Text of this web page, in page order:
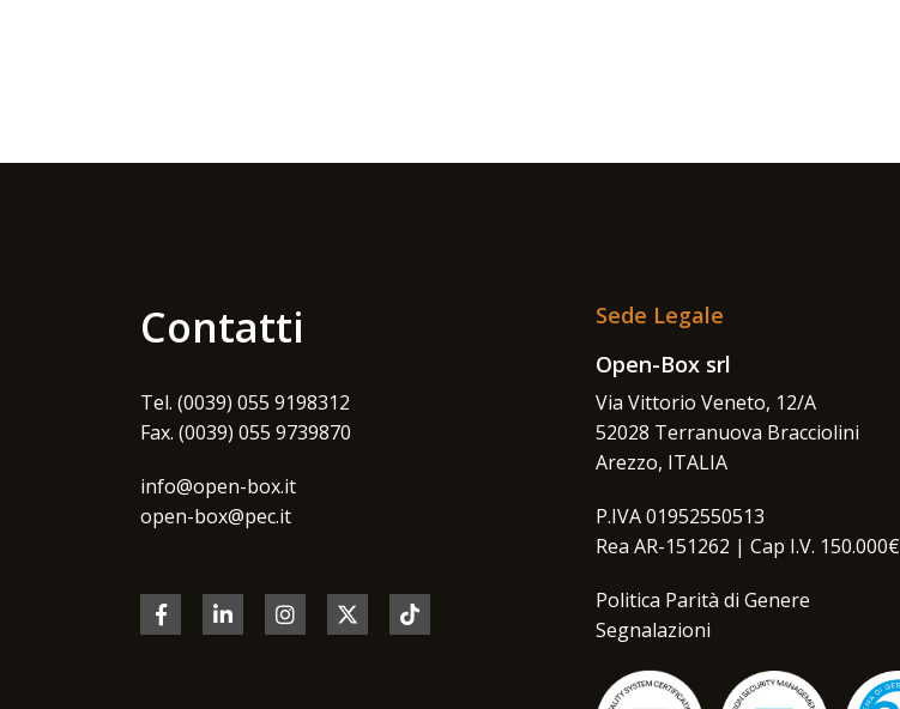
Contatti
Tel. (0039) 055 9198312
Fax. (0039) 055 9739870
info@open-box.it
open-box@pec.it
Sede Legale
Open-Box srl
Via Vittorio Veneto, 12/A
52028 Terranuova Bracciolini
Arezzo, ITALIA
P.IVA 01952550513
Rea AR-151262 | Cap I.V. 150.000€
Politica Parità di Genere
Segnalazioni